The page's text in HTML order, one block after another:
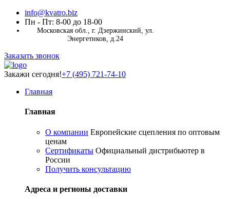
info@kvatro.biz
Пн - Пт: 8-00 до 18-00
Московская обл., г. Дзержинский, ул.
Энергетиков, д.24
Заказать звонок
Закажи сегодня!+7 (495) 721-74-10
Главная
Главная
О компании Европейские сцепления по оптовым
ценам
Сертификаты Официальный дистрибьютер в
России
Получить консультацию
Адреса и регионы доставки